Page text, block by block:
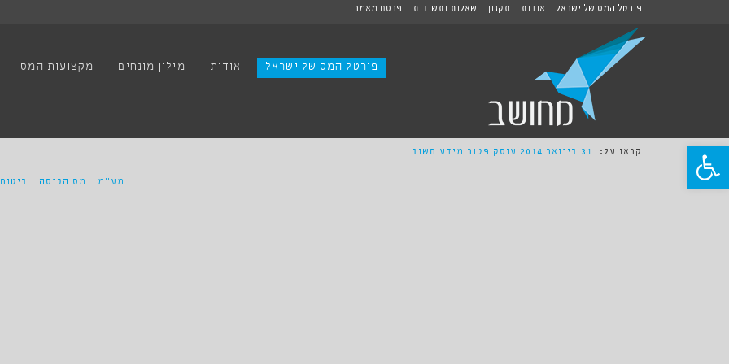
פתח סרגל נגישות
פורטל המס של ישראל אודות תקנון שאלות ותשובות
פרסם מאמר
פורטל המס של ישראל אודות מילון מונחים מקצועות המס
קראו על: 31 בינואר 2014 עוסק פטור מידע חשוב
מע"מ מס הכנסה